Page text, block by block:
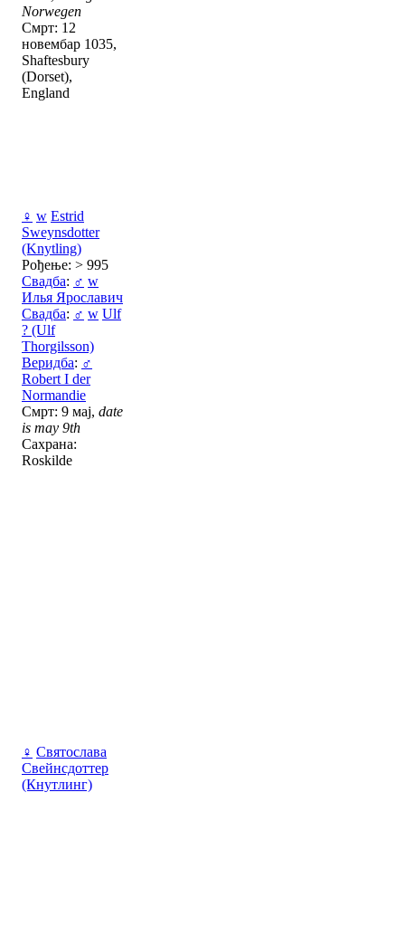
Norwegen
Смрт: 12
новембар 1035,
Shaftesbury
(Dorset),
England
♀ w Estrid
Sweynsdotter
(Knytling)
Рођење: > 995
Свадба: ♂ w
Илья Ярославич
Свадба: ♂ w Ulf
? (Ulf
Thorgilsson)
Веридба: ♂
Robert I der
Normandie
Смрт: 9 мај, date
is may 9th
Сахрана:
Roskilde
♀ Святослава
Свейнсдоттер
(Кнутлинг)